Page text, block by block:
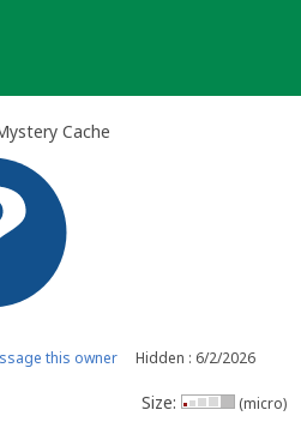
Cache
this owner Hidden : 6/2/2026
Size: (micro)